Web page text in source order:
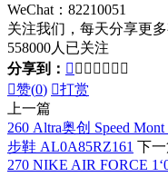
WeChat：82210051
关注我们，每天分享更
558000人已关注
分享到：       
赞(0) 打赏
上一篇
260 Altra奥创 Speed
步鞋 AL0A85RZ161 下
270 NIKE AIR FORCE